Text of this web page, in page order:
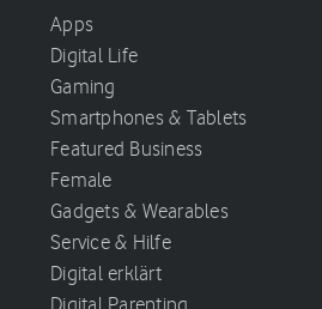
Apps
Digital Life
Gaming
Smartphones & Tablets
Featured Business
Female
Gadgets & Wearables
Service & Hilfe
Digital erklärt